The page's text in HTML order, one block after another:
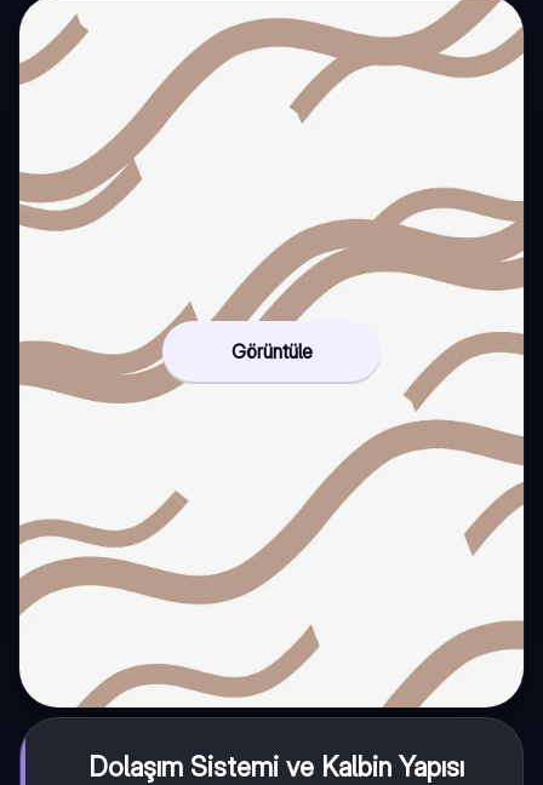
Görüntüle
Dolaşım Sistemi ve Kalbin Yapısı